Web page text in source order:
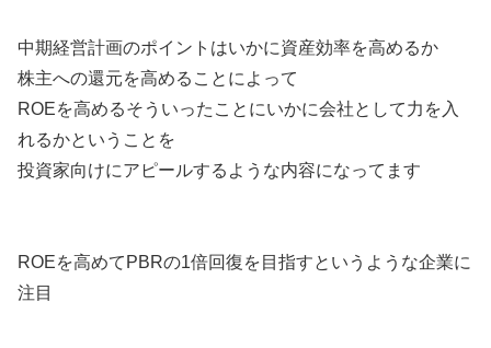
中期経営計画のポイントはいかに資産効率を高めるか
株主への還元を高めることによって
ROEを高めるそういったことにいかに会社として力を入
れるかということを
投資家向けにアピールするような内容になってます
ROEを高めてPBRの1倍回復を目指すというような企業に
注目